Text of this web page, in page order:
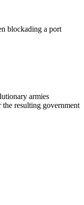
blockading a port
armies
resulting government